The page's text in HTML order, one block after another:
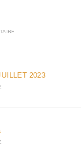
2023